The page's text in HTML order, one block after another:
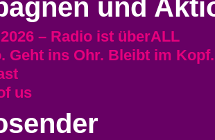
und
– Radio ist überALL
Geht ins Ohr. Bleibt im Kopf.
us